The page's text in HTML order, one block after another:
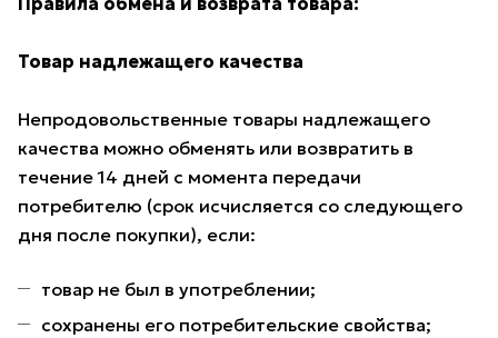
Товар надлежащего качества
Непродовольственные товары надлежащего
качества можно обменять или возвратить в
течение 14 дней с момента передачи
потребителю (срок исчисляется со следующего
дня после покупки), если:
товар не был в употреблении;
сохранены его потребительские свойства;